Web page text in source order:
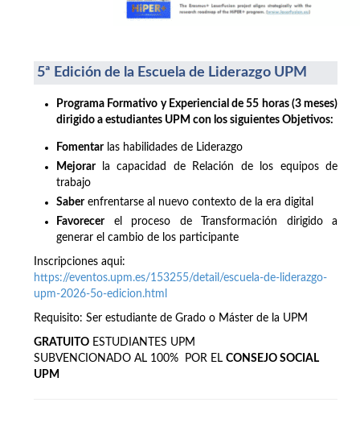
5ª Edición de la Escuela de Liderazgo UPM
Programa Formativo y Experiencial de 55 horas (3 meses)
dirigido a estudiantes UPM con los siguientes Objetivos:
Fomentarlas habilidades de Liderazgo
Mejorar
la capacidad de Relación de los equipos de
trabajo
Saberenfrentarse al nuevo contexto de la era digital
Favorecerel proceso de Transformación dirigido a
generar el cambio de los participante
Inscripciones aqui:
https://eventos.upm.es/153255/detail/escuela-de-liderazgo-
upm-2026-5o-edicion.html
Requisito: Ser estudiante de Grado o Máster de la UPM
GRATUITO ESTUDIANTES UPM
SUBVENCIONADO AL 100% POR EL CONSEJO SOCIAL
UPM